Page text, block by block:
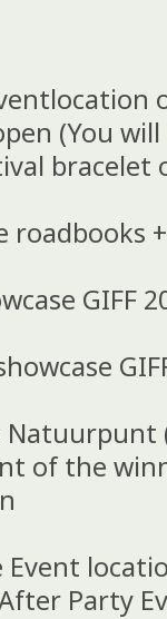
(You
bracelet
+
GIFF
Natuurpunt
of the
Event
Party